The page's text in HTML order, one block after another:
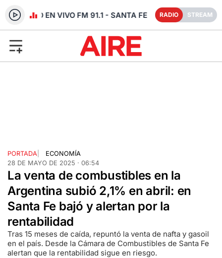
RADIO EN VIVO FM 91.1 - SANTA FE RADIO STREAM
PORTADA
ECONOMÍA
28 DE MAYO DE 2025 · 06:54
La venta de combustibles en la
Argentina subió 2,1% en abril: en
Santa Fe bajó y alertan por la
rentabilidad
Tras 15 meses de caída, repuntó la venta de nafta y gasoil
en el país. Desde la Cámara de Combustibles de Santa Fe
alertan que la rentabilidad sigue en riesgo.